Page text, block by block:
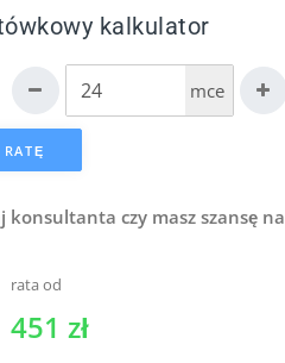
kalkulator
mce
konsultanta czy masz szansę na
rata od
451 zł